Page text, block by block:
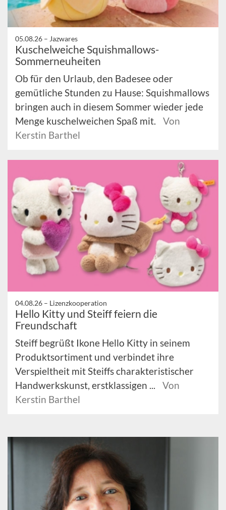
05.08.26 – Jazwares
Kuschelweiche Squishmallows-
Sommerneuheiten
Ob für den Urlaub, den Badesee oder
gemütliche Stunden zu Hause: Squishmallows
bringen auch in diesem Sommer wieder jede
Menge kuschelweichen Spaß mit.
Von
Kerstin Barthel
04.08.26 – Lizenzkooperation
Hello Kitty und Steiff feiern die
Freundschaft
Steiff begrüßt Ikone Hello Kitty in seinem
Produktsortiment und verbindet ihre
Verspieltheit mit Steiffs charakteristischer
Handwerkskunst, erstklassigen ...
Von
Kerstin Barthel